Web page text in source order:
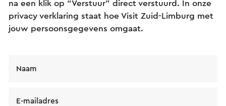
na een klik op “Verstuur” direct verstuurd. In onze
privacy verklaring staat hoe Visit Zuid-Limburg met
jouw persoonsgegevens omgaat.
Naam
E-mailadres